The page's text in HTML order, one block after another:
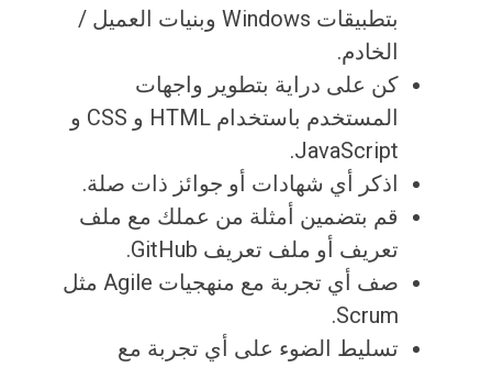
بتطبيقات Windows وبنيات العميل /
الخادم.
كن على دراية بتطوير واجهات
المستخدم باستخدام HTML و CSS و
JavaScript.
اذكر أي شهادات أو جوائز ذات صلة.
قم بتضمين أمثلة من عملك مع ملف
تعريف أو ملف تعريف GitHub.
صف أي تجربة مع منهجيات Agile مثل
Scrum.
تسليط الضوء على أي تجربة مع